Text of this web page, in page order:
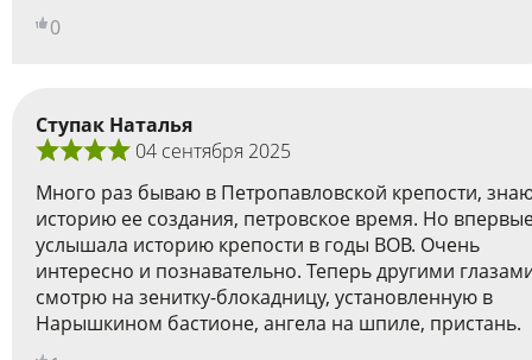
0
Ступак Наталья
04 сентября 2025
Много раз бываю в Петропавловской крепости,
историю ее создания, петровское время. Но
услышала историю крепости в годы ВОВ. Очень
интересно и познавательно. Теперь другими
смотрю на зенитку-блокадницу, установленную в
Нарышкином бастионе, ангела на шпиле, пристань.